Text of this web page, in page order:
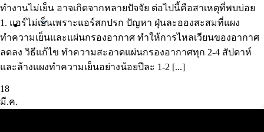
Thai
ทำงานไม่เย็น อาจเกิดจากหลายปัจจัย ต่อไปนี้คือสาเหตุที่พบบ่อย
1. แอร์ไม่เย็นเพราะแอร์สกปรก ปัญหา ฝุ่นละอองสะสมที่แผง
ทำความเย็นและแผ่นกรองอากาศ ทำให้การไหลเวียนของอากาศ
ลดลง วิธีแก้ไข ทำความสะอาดแผ่นกรองอากาศทุก 2-4 สัปดาห์
และล้างแผงทำความเย็นอย่างน้อยปีละ 1-2 [...]
18
มี.ค.